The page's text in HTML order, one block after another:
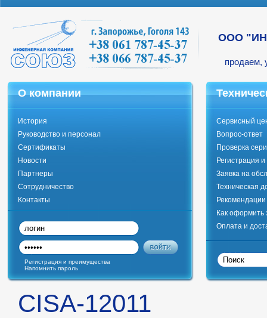
ООО
продаем,
О компании
История
Руководство и персонал
Сертификаты
Новости
Партнеры
Сотрудничество
Контакты
Сервисный
Вопрос-ответ
Проверка
Регистрация
Заявка на
Техническая
Как оформить
Оплата и
Регистрация и преимущества
Напомнить пароль
CISA-12011